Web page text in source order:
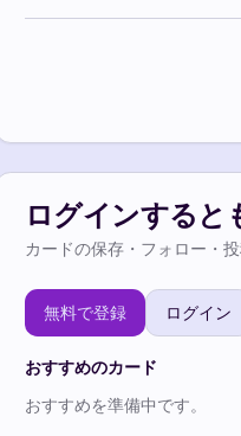
ログインすると
カードの保存・フォロー・
無料で登録 ログイン
おすすめのカード
おすすめを準備中です。